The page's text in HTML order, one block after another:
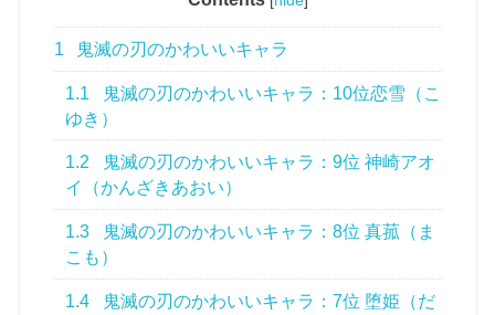
1 鬼滅の刃のかわいいキャラ
1.1
鬼滅の刃のかわいいキャラ：10位恋雪（こ
ゆき）
1.2
鬼滅の刃のかわいいキャラ：9位 神崎アオ
イ（かんざきあおい）
1.3
鬼滅の刃のかわいいキャラ：8位 真菰（ま
こも）
1.4
鬼滅の刃のかわいいキャラ：7位 堕姫（だ